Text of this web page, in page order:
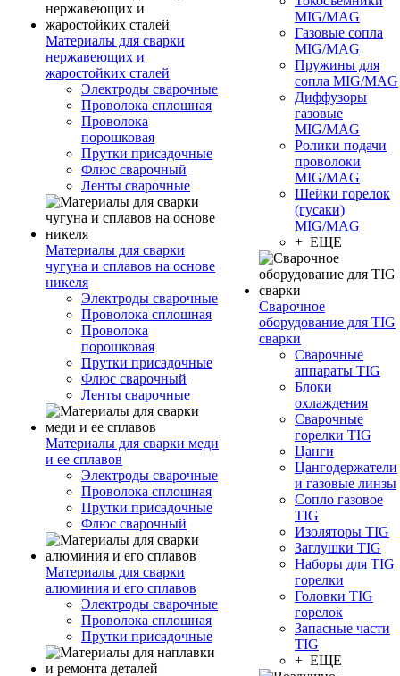
Материалы для сварки
нержавеющих и
жаростойких сталей
Электроды сварочные
Проволока сплошная
Проволока
порошковая
Прутки присадочные
Флюс сварочный
Ленты сварочные
Материалы для сварки
чугуна и сплавов на основе
никеля
Электроды сварочные
Проволока сплошная
Проволока
порошковая
Прутки присадочные
Флюс сварочный
Ленты сварочные
Материалы для сварки меди
и ее сплавов
Электроды сварочные
Проволока сплошная
Прутки присадочные
Флюс сварочный
Материалы для сварки
алюминия и его сплавов
Электроды сварочные
Проволока сплошная
Прутки присадочные
MIG/MAG
Газовые сопла
MIG/MAG
Пружины для
сопла MIG/MAG
Диффузоры
газовые
MIG/MAG
Ролики подачи
проволоки
MIG/MAG
Шейки горелок
(гусаки)
MIG/MAG
+ ЕЩЕ
Сварочное
оборудование для TIG
сварки
Сварочные
аппараты TIG
Блоки
охлаждения
Сварочные
горелки TIG
Цанги
Цангодержатели
и газовые линзы
Сопло газовое
TIG
Изоляторы TIG
Заглушки TIG
Наборы для TIG
горелки
Головки TIG
горелок
Запасные части
TIG
+ ЕЩЕ